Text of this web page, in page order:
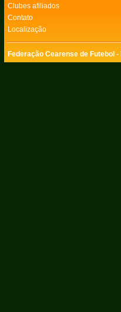
Clubes afiliados
Contato
Localização
Federação Cearense de Futebol -